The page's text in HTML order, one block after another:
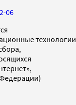
06
технологии